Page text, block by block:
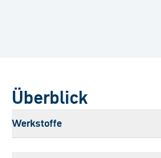
Überblick
Werkstoffe